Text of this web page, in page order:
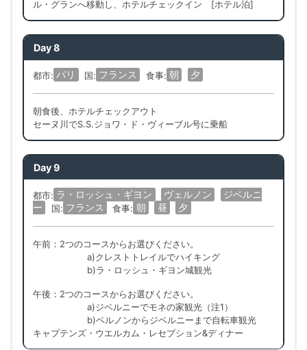
ル・グランへ移動し、ホテルチェックイン [ホテル泊]
Day 8
都市: パリ 国: フランス 食事: 朝 夕
朝食後、ホテルチェックアウト
セーヌ川でS.S.ジョワ・ド・ヴィーブル号に乗船
Day 9
都市: ラ・ロッシュ・ギヨン ヴェルノン
ジベルニ
ー
国: フランス 食事: 朝 昼 夕
午前：2つのコースからお選びください。
a)クレストトレイルでハイキング
b)ラ・ロッシュ・ギヨン城観光
午後：2つのコースからお選びください。
a)ジベルニーでモネの家観光（注1）
b)ベルノンからジベルニーまで自転車観光
キャプテンズ・ウエルカム・レセプション&ディナー